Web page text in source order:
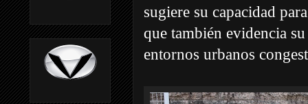
sugiere su capacidad
que también evidencia
entornos urbanos